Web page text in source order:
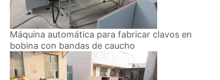
Máquina automática para fabricar clavos en
bobina con bandas de caucho